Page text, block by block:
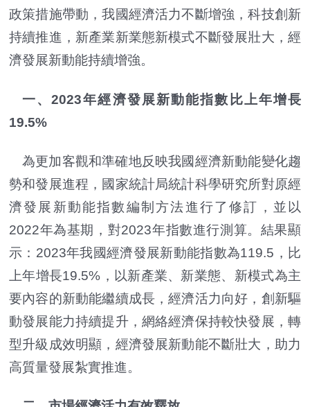
政策措施帶動，我國經濟活力不斷增強，科技創新
持續推進，新產業新業態新模式不斷發展壯大，經
濟發展新動能持續增強。
一、2023年經濟發展新動能指數比上年增長
19.5%
為更加客觀和準確地反映我國經濟新動能變化趨
勢和發展進程，國家統計局統計科學研究所對原經
濟發展新動能指數編制方法進行了修訂，並以
2022年為基期，對2023年指數進行測算。結果顯
示：2023年我國經濟發展新動能指數為119.5，比
上年增長19.5%，以新產業、新業態、新模式為主
要內容的新動能繼續成長，經濟活力向好，創新驅
動發展能力持續提升，網絡經濟保持較快發展，轉
型升級成效明顯，經濟發展新動能不斷壯大，助力
高質量發展紮實推進。